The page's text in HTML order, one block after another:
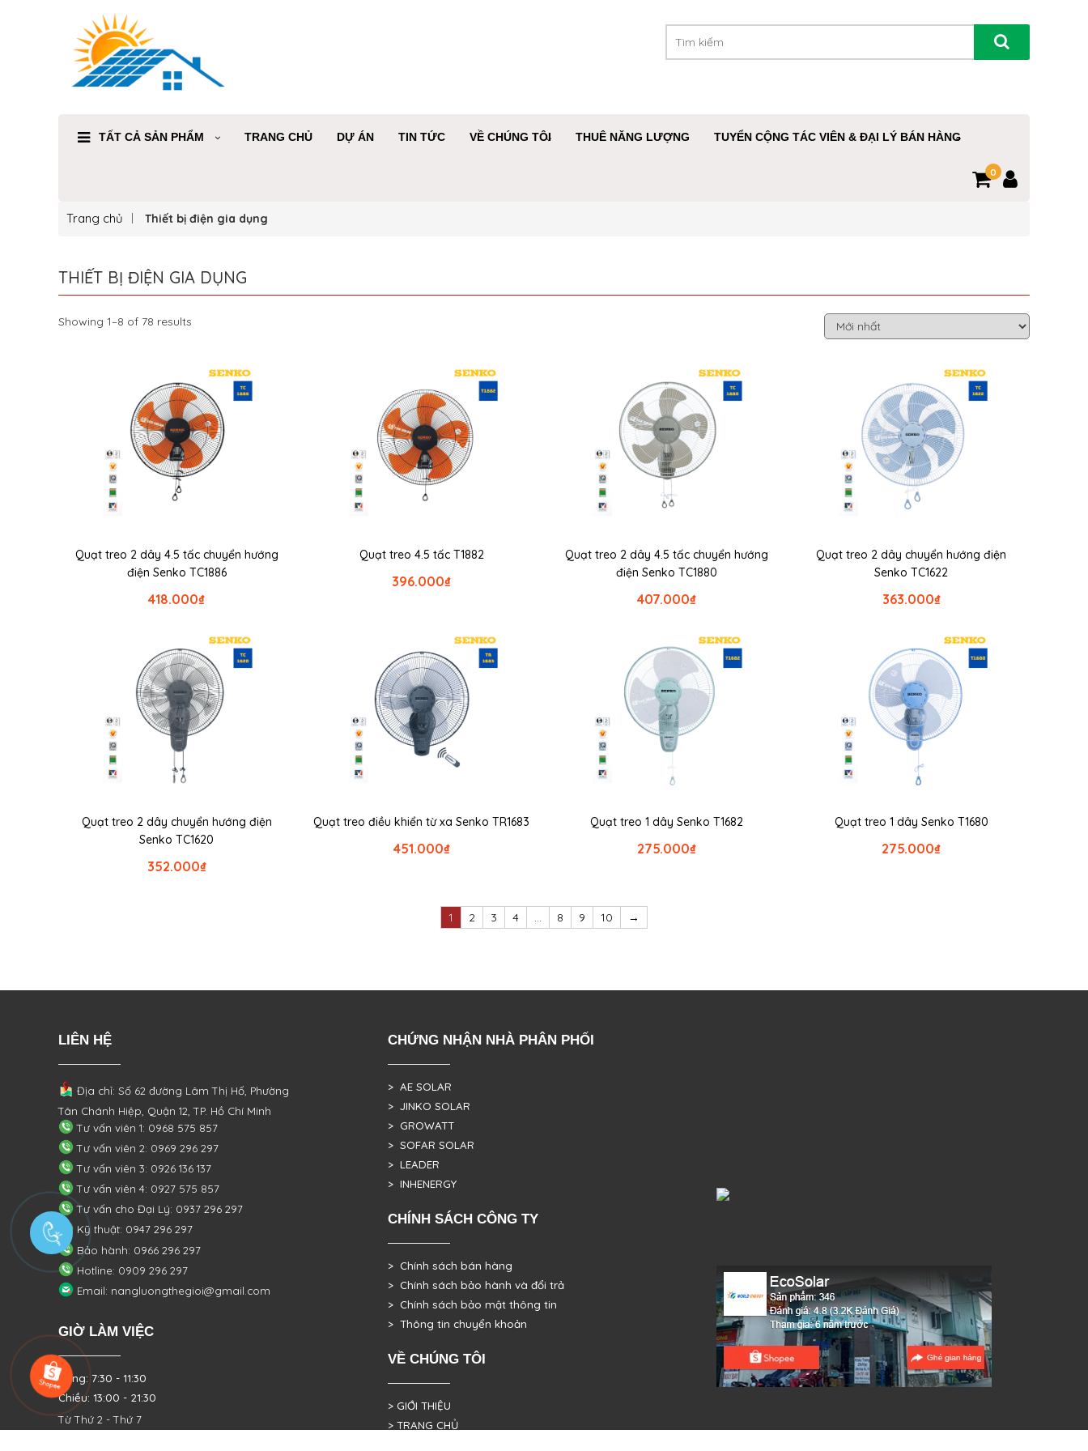
TẤT CẢ SẢN PHẨM TRANG CHỦ DỰ ÁN TIN TỨC VỀ CHÚNG TÔI THUÊ NĂNG LƯỢNG TUYỂN CỘNG TÁC VIÊN & ĐẠI LÝ BÁN HÀNG
0
Trang chủ Thiết bị điện gia dụng
THIẾT BỊ ĐIỆN GIA DỤNG
Showing 1–8 of 78 results
Quạt treo 2 dây 4.5 tấc chuyển hướng
điện Senko TC1886
₫
418.000
Quạt treo 4.5 tấc T1882
₫
396.000
Quạt treo 2 dây 4.5 tấc chuyển hướng
điện Senko TC1880
₫
407.000
Quạt treo 2 dây chuyển hướng điện
Senko TC1622
₫
363.000
Quạt treo 2 dây chuyển hướng điện
Senko TC1620
₫
352.000
Quạt treo điều khiển từ xa Senko TR1683
₫
451.000
Quạt treo 1 dây Senko T1682
₫
275.000
Quạt treo 1 dây Senko T1680
₫
275.000
1 2 3 4 … 8 9 10 →
LIÊN HỆ
Địa chỉ: Số 62 đường Lâm Thị Hố, Phường
Tân Chánh Hiệp, Quận 12, TP. Hồ Chí Minh
Tư vấn viên 1: 0968 575 857
Tư vấn viên 2: 0969 296 297
Tư vấn viên 3: 0926 136 137
Tư vấn viên 4: 0927 575 857
Tư vấn cho Đại Lý: 0937 296 297
Kỹ thuật: 0947 296 297
Bảo hành: 0966 296 297
Hotline: 0909 296 297
Email: nangluongthegioi@gmail.com
GIỜ LÀM VIỆC
Sáng: 7:30 - 11:30
Chiều: 13:00 - 21:30
Từ Thứ 2 - Thứ 7
CHỨNG NHẬN NHÀ PHÂN PHỐI
> AE SOLAR
> JINKO SOLAR
> GROWATT
> SOFAR SOLAR
> LEADER
> INHENERGY
CHÍNH SÁCH CÔNG TY
> Chính sách bán hàng
> Chính sách bảo hành và đổi trả
> Chính sách bảo mật thông tin
> Thông tin chuyển khoản
VỀ CHÚNG TÔI
> GIỚI THIỆU
> TRANG CHỦ